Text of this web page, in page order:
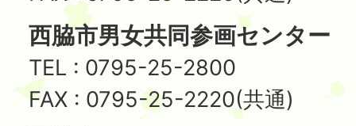
西脇市男女共同参画センター
TEL : 0795-25-2800
FAX : 0795-25-2220(共通)